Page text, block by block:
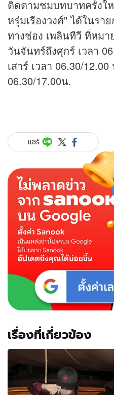
ติดตามชมบทบาทครั้งใ
หรุ่มเรืองวงศ์" ได้ในรา
ทางช่อง เพลินทีวี ที่หมา
วันจันทร์ถึงศุกร์ เวลา
เสาร์ เวลา 06.30/
06.30/17.00น.
แชร์
เรื่องที่เกี่ยวข้อง